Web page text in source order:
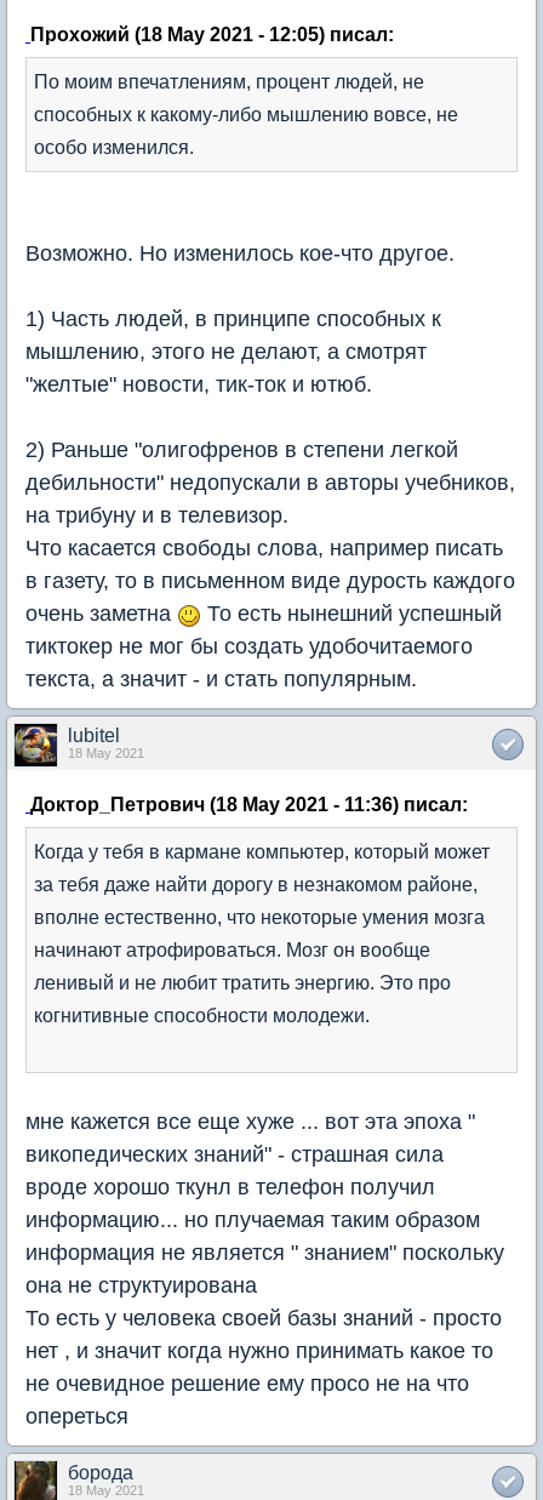
Прохожий (18 May 2021 - 12:05) писал:
По моим впечатлениям, процент людей, не
способных к какому-либо мышлению вовсе, не
особо изменился.
Возможно. Но изменилось кое-что другое.
1) Часть людей, в принципе способных к
мышлению, этого не делают, а смотрят
"желтые" новости, тик-ток и ютюб.
2) Раньше "олигофренов в степени легкой
дебильности" недопускали в авторы учебников,
на трибуну и в телевизор.
Что касается свободы слова, например писать
в газету, то в письменном виде дурость каждого
очень заметна
То есть нынешний успешный
тиктокер не мог бы создать удобочитаемого
текста, а значит - и стать популярным.
lubitel
18 May 2021
Доктор_Петрович (18 May 2021 - 11:36) писал:
Когда у тебя в кармане компьютер, который может
за тебя даже найти дорогу в незнакомом районе,
вполне естественно, что некоторые умения мозга
начинают атрофироваться. Мозг он вообще
ленивый и не любит тратить энергию. Это про
когнитивные способности молодежи.
мне кажется все еще хуже ... вот эта эпоха "
викопедических знаний" - страшная сила
вроде хорошо ткунл в телефон получил
информацию... но плучаемая таким образом
информация не является " знанием" поскольку
она не структуирована
То есть у человека своей базы знаний - просто
нет , и значит когда нужно принимать какое то
не очевидное решение ему просо не на что
опереться
борода
18 May 2021